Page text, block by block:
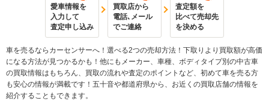
愛車情報を
入力して
査定申し込み
買取店から
電話､メール
でご連絡
査定額を
比べて売却先
を決める
車を売るならカーセンサーへ！選べる2つの売却方法！下取りより買取額が高価
になる方法が見つかるかも！他にもメーカー、車種、ボディタイプ別の中古車
の買取情報はもちろん、買取の流れや査定のポイントなど、初めて車を売る方
も安心の情報が満載です！五十音や都道府県から、お近くの買取店舗の情報を
紹介することもできます。